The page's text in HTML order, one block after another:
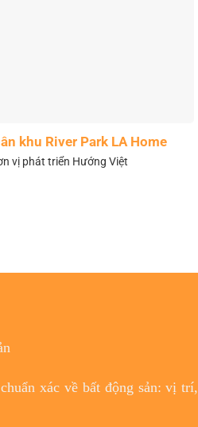
khu River Park LA Home
vị phát triển Hướng Việt
xác về bất động sản: vị trí,